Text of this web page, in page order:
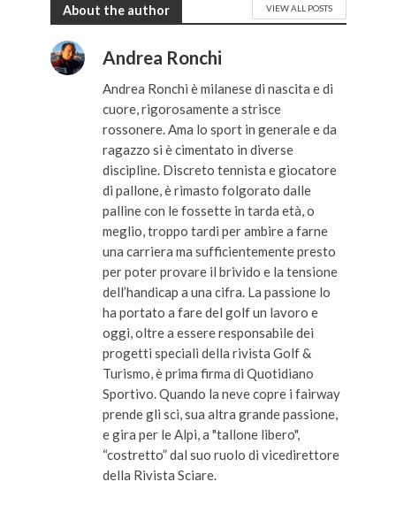
About the author VIEW ALL POSTS
Andrea Ronchi
Andrea Ronchi è milanese di nascita e di
cuore, rigorosamente a strisce
rossonere. Ama lo sport in generale e da
ragazzo si è cimentato in diverse
discipline. Discreto tennista e giocatore
di pallone, è rimasto folgorato dalle
palline con le fossette in tarda età, o
meglio, troppo tardi per ambire a farne
una carriera ma sufficientemente presto
per poter provare il brivido e la tensione
dell’handicap a una cifra. La passione lo
ha portato a fare del golf un lavoro e
oggi, oltre a essere responsabile dei
progetti speciali della rivista Golf &
Turismo, è prima firma di Quotidiano
Sportivo. Quando la neve copre i fairway
prende gli sci, sua altra grande passione,
e gira per le Alpi, a "tallone libero",
“costretto” dal suo ruolo di vicedirettore
della Rivista Sciare.